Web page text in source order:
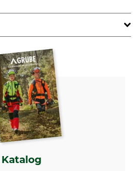
Produkttyp
Funktionsshirt
Oberstoff
70% Modal
28% Polypropylen
2% Elasthan
Herstellung
Konfektionsgröße